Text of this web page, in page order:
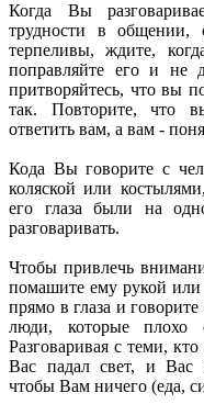
Когда Вы
трудности в общении,
терпеливы, ждите,
поправляйте его и не
притворяйтесь, что вы
так. Повторите, что
ответить вам, а вам -
Кода Вы говорите с
коляской или
его глаза были на
разговаривать.
Чтобы привлечь
помашите ему рукой
прямо в глаза и
люди, которые плохо
Разговаривая с теми,
Вас падал свет, и Вас
чтобы Вам ничего (еда,